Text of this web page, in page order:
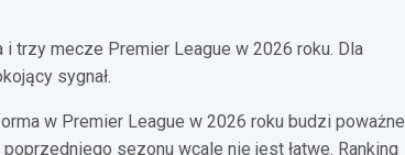
trzy mecze Premier League w 2026 roku. Dla
sygnał.
w Premier League w 2026 roku budzi poważne
sezonu wcale nie jest łatwe. Ranking